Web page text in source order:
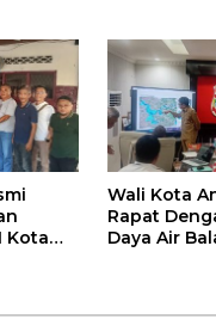
Pramuka
Kota
Wali Kota
Rapat
Daya Air